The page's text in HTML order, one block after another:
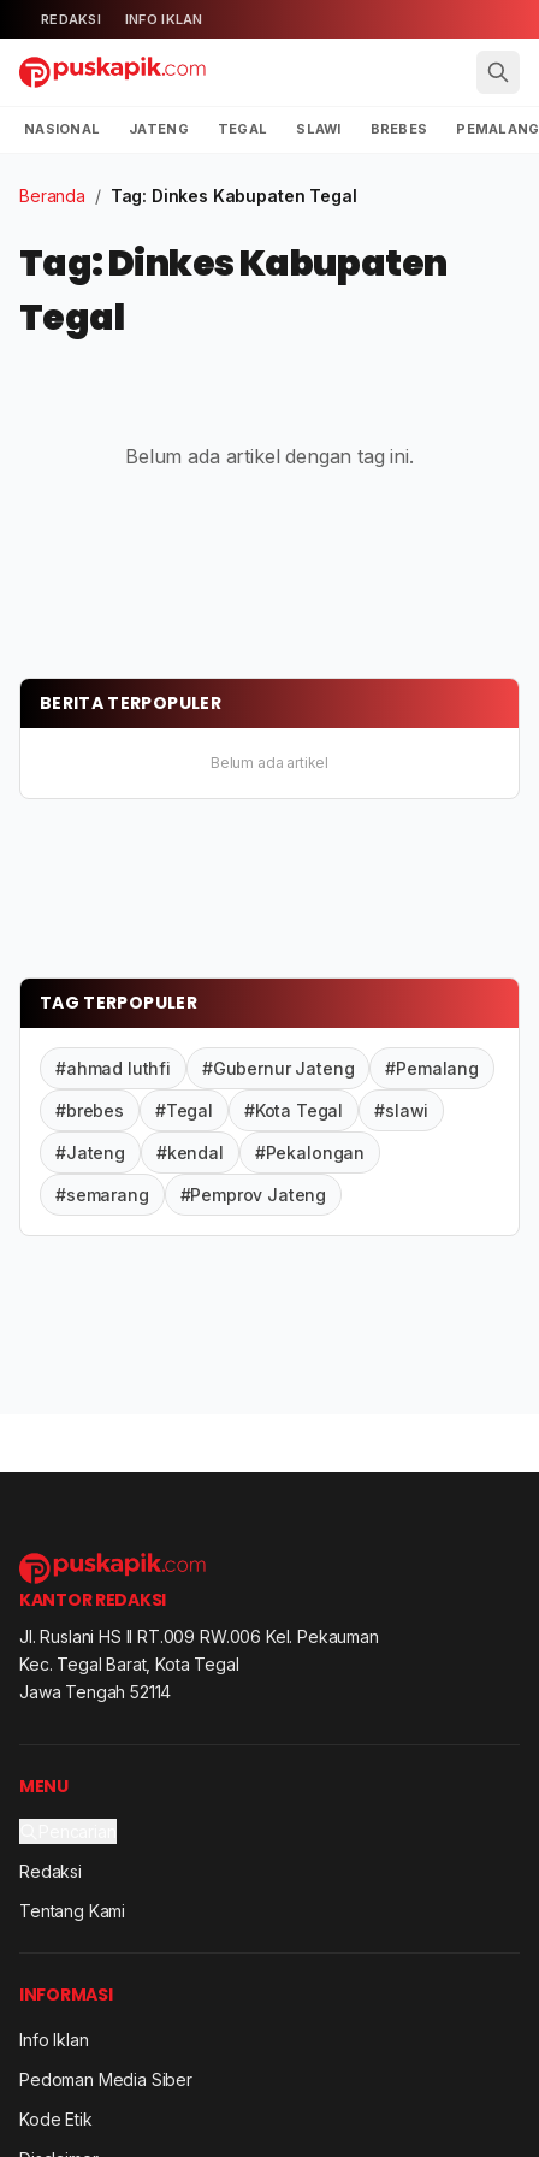
REDAKSI INFO IKLAN
NASIONAL JATENG TEGAL SLAWI BREBES PEMALANG
Beranda / Tag: Dinkes Kabupaten Tegal
Tag: Dinkes Kabupaten
Tegal
Belum ada artikel dengan tag ini.
BERITA TERPOPULER
Belum ada artikel
TAG TERPOPULER
#ahmad luthfi #Gubernur Jateng #Pemalang
#brebes #Tegal #Kota Tegal #slawi
#Jateng #kendal #Pekalongan
#semarang #Pemprov Jateng
KANTOR REDAKSI
Jl. Ruslani HS II RT.009 RW.006 Kel. Pekauman
Kec. Tegal Barat, Kota Tegal
Jawa Tengah 52114
MENU
Redaksi
Tentang Kami
INFORMASI
Info Iklan
Pedoman Media Siber
Kode Etik